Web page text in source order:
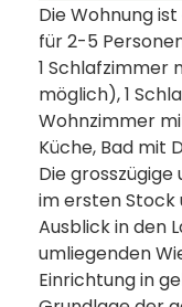
Die Wohnung
für 2-5
1
möglich), 1
Wohnzimmer
Küche, Bad mit
Die
im ersten
Ausblick in den
umliegenden
Einrichtung in